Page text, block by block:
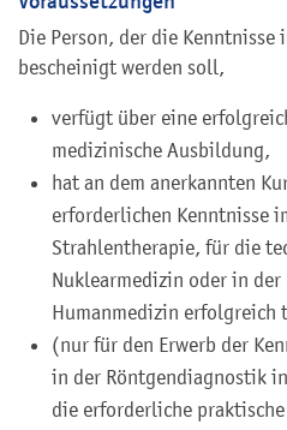
Die Person, der die Kenntnisse
bescheinigt werden soll,
verfügt über eine
medizinische Ausbildung,
hat an dem anerkannten
erforderlichen Kenntnisse
Strahlentherapie, für die
Nuklearmedizin oder in
Humanmedizin erfolgreich
(nur für den Erwerb der
in der Röntgendiagnostik
die erforderliche